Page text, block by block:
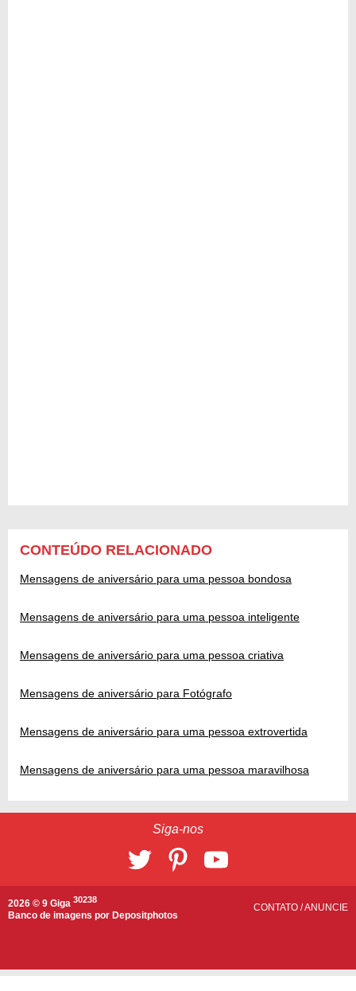
CONTEÚDO RELACIONADO
Mensagens de aniversário para uma pessoa bondosa
Mensagens de aniversário para uma pessoa inteligente
Mensagens de aniversário para uma pessoa criativa
Mensagens de aniversário para Fotógrafo
Mensagens de aniversário para uma pessoa extrovertida
Mensagens de aniversário para uma pessoa maravilhosa
Siga-nos
2026 © 9 Giga 30238
Banco de imagens por Depositphotos
CONTATO /ANUNCIE